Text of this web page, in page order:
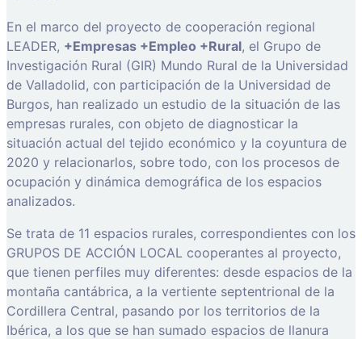
En el marco del proyecto de cooperación regional
LEADER, +Empresas +Empleo +Rural, el Grupo de
Investigación Rural (GIR) Mundo Rural de la Universidad
de Valladolid, con participación de la Universidad de
Burgos, han realizado un estudio de la situación de las
empresas rurales, con objeto de diagnosticar la
situación actual del tejido económico y la coyuntura de
2020 y relacionarlos, sobre todo, con los procesos de
ocupación y dinámica demográfica de los espacios
analizados.
Se trata de 11 espacios rurales, correspondientes con los
GRUPOS DE ACCIÓN LOCAL cooperantes al proyecto,
que tienen perfiles muy diferentes: desde espacios de la
montaña cantábrica, a la vertiente septentrional de la
Cordillera Central, pasando por los territorios de la
Ibérica, a los que se han sumado espacios de llanura